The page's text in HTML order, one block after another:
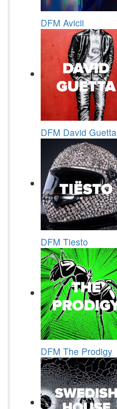
DFM Avicii
DFM David Guetta
DFM Tiesto
DFM The Prodigy